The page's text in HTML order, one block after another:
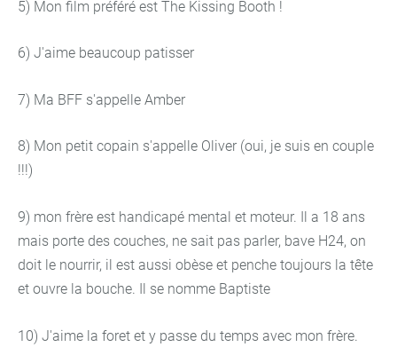
5) Mon film préféré est The Kissing Booth !
6) J'aime beaucoup patisser
7) Ma BFF s'appelle Amber
8) Mon petit copain s'appelle Oliver (oui, je suis en couple
!!!)
9) mon frère est handicapé mental et moteur. Il a 18 ans
mais porte des couches, ne sait pas parler, bave H24, on
doit le nourrir, il est aussi obèse et penche toujours la tête
et ouvre la bouche. Il se nomme Baptiste
10) J'aime la foret et y passe du temps avec mon frère.